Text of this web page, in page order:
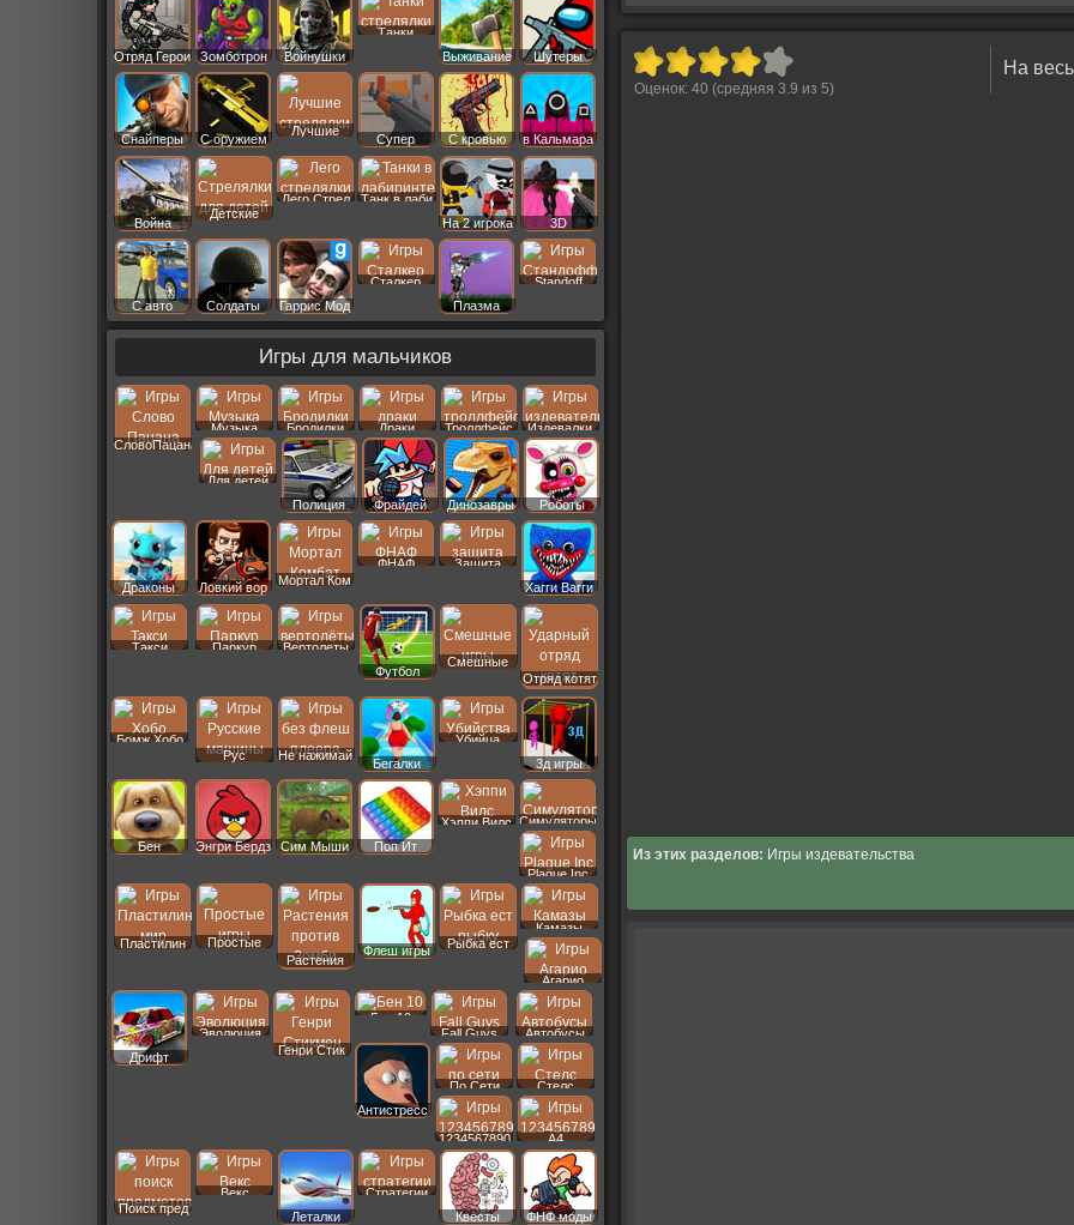
Оценок: 40 (средняя 3.9 из 5)
На
Из этих разделов: Игры издевательства
Отряд Герои Зомботрон Войнушки
Танки
Выживание
Шутеры
Снайперы С оружием
Лучшие
Супер С кровью в Кальмара
Война
Детские
Лего Стрел
Танк в лаби
На 2 игрока
3D
С авто Солдаты Гаррис Мод
Сталкер
Плазма
Standoff
Игры для мальчиков
СловоПацана
Музыка Бродилки Драки Троллфейс Издевалки
Для детей
Полиция
Фрайдей Динозавры Роботы
Драконы Ловкий вор
Мортал Ком
ФНАФ
Защита
Хагги Вагги
Такси Паркур
Вертолеты
Футбол
Смешные
Отряд котят
Бомж Хобо
Рус
Не нажимай
Бегалки
Убийца
3д игры
Бен Энгри Бердз Сим Мыши Поп Ит
Хэппи Вилс Симуляторы
Plague Inc
Пластилин
Простые
Растения
Флеш игры
Рыбка ест
Камазы
Агарио
Дрифт
Эволюция
Генри Стик
Бен 10
Fall Guys
Автобусы
Антистресс
По Сети Стелс
1234567890 A4
Поиск пред
Векс
Леталки
Стратегии
Квесты
ФНФ моды